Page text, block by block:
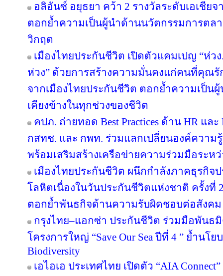
อลิอันซ์ อยุธยา คว้า 2 รางวัลระดับเอเชียจา
ตอกย้ำความเป็นผู้นำด้านนวัตกรรมการตล
วิกฤต
เมืองไทยประกันชีวิต เปิดตัวแคมเปญ “ห่ว
ห่วง” ด้วยการสร้างความมั่นคงแก่คนที่คุณรั
จากเมืองไทยประกันชีวิต ตอกย้ำความเป็น
เคียงข้างในทุกช่วงของชีวิต
คปภ. ถ่ายทอด Best Practices ด้าน HR แล
กสทช. และ กพท. ร่วมแลกเปลี่ยนองค์ความ
พร้อมเสริมสร้างเครือข่ายความร่วมมือระห
เมืองไทยประกันชีวิต ผนึกกำลังภาคธุรกิจ
โลหิตเนื่องในวันประกันชีวิตแห่งชาติ ครั้งที่
ตอกย้ำพันธกิจด้านความรับผิดชอบต่อสังคม
กรุงไทย–แอกซ่า ประกันชีวิต ร่วมมือพันธ
โครงการใหญ่ “Save Our Sea ปีที่ 4 ” ย้ำนโ
Biodiversity
เอไอเอ ประเทศไทย เปิดตัว “AIA